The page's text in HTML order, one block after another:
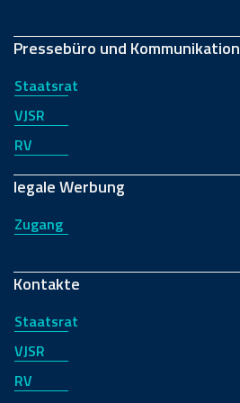
Pressebüro und Kommunikation
Staatsrat
VJSR
RV
legale Werbung
Zugang
Kontakte
Staatsrat
VJSR
RV